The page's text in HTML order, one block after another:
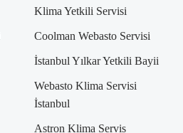
Klima Yetkili Servisi
Coolman Webasto Servisi
İstanbul Yılkar Yetkili Bayii
Webasto Klima Servisi
İstanbul
Astron Klima Servis